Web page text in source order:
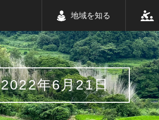
地域を知る
2022年6月21日